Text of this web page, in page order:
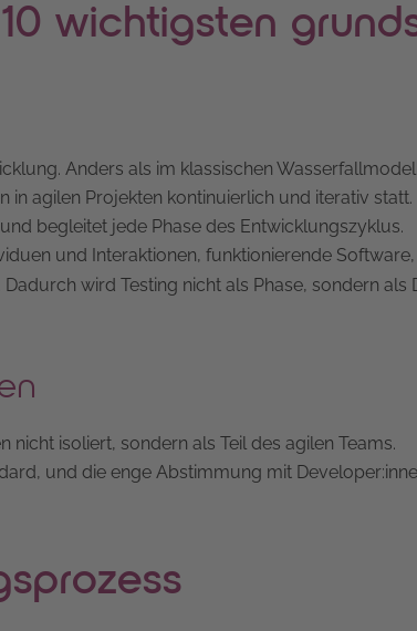
wichtigsten
Anders als im klassischen
agilen Projekten kontinuierlich und iterativ statt.
begleitet jede Phase des Entwicklungszyklus.
und Interaktionen, funktionierende Software,
wird Testing nicht als Phase, sondern als
nicht isoliert, sondern als Teil des agilen Teams.
und die enge Abstimmung mit